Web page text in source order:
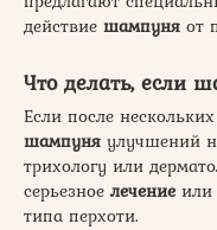
действие шампуня от
Что делать, если
Если после
шампуня улучшений
трихологу или
серьезное лечение или
типа перхоти.